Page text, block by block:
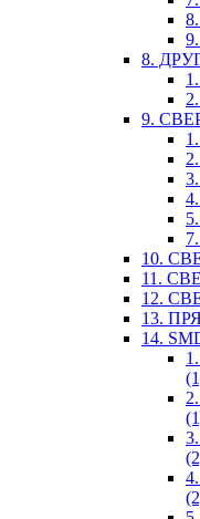
8.
9.
10.
11.
12.
13.
14.